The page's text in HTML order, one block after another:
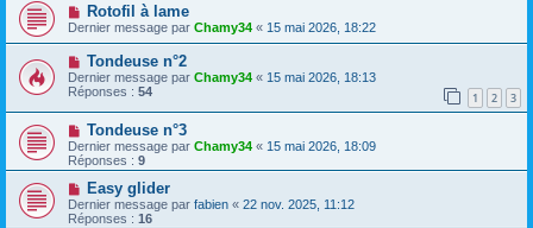
Rotofil à lame
Dernier message par Chamy34 « 15 mai 2026, 18:22
Tondeuse n°2
Dernier message par Chamy34 « 15 mai 2026, 18:13
Réponses : 54 1 2 3
Tondeuse n°3
Dernier message par Chamy34 « 15 mai 2026, 18:09
Réponses : 9
Easy glider
Dernier message par fabien « 22 nov. 2025, 11:12
Réponses : 16